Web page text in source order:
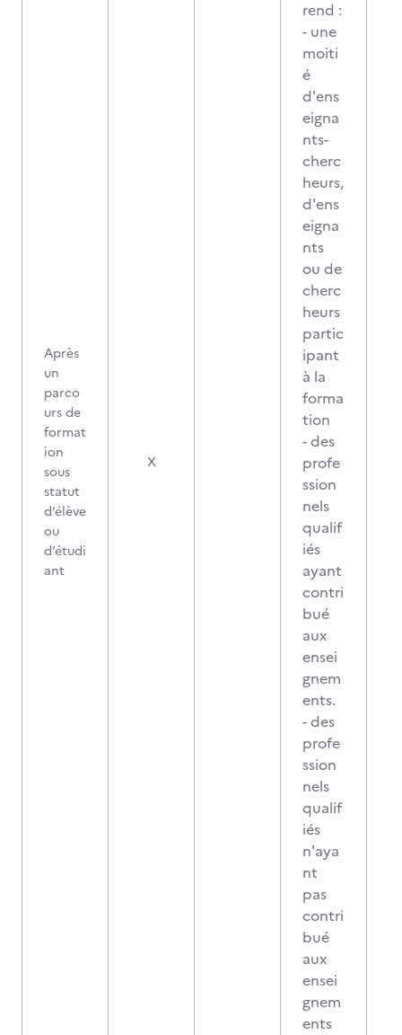
Après
un
parco
urs de
format
ion
sous
statut
d’élève
ou
d’étudi
ant
X
rend :
- une
moiti
é
d'ens
eigna
nts-
cherc
heurs,
d'ens
eigna
nts
ou de
cherc
heurs
partic
ipant
à la
forma
tion
- des
profe
ssion
nels
qualif
iés
ayant
contri
bué
aux
ensei
gnem
ents.
- des
profe
ssion
nels
qualif
iés
n'aya
nt
pas
contri
bué
aux
ensei
gnem
ents